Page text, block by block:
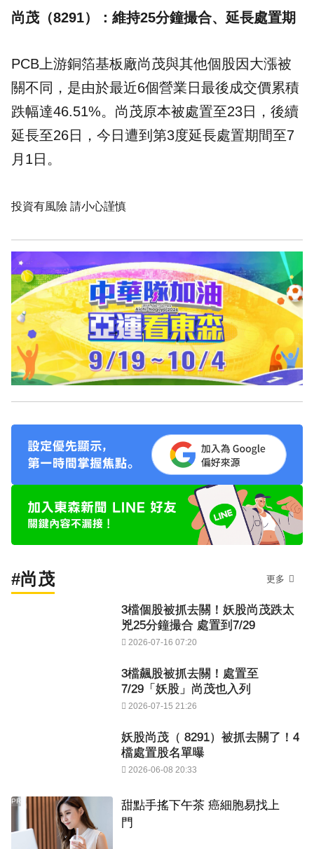
尚茂（8291）：維持25分鐘撮合、延長處置期
PCB上游銅箔基板廠尚茂與其他個股因大漲被
關不同，是由於最近6個營業日最後成交價累積
跌幅達46.51%。尚茂原本被處置至23日，後續
延長至26日，今日遭到第3度延長處置期間至7
月1日。
投資有風險 請小心謹慎
#尚茂 更多
3檔個股被抓去關！妖股尚茂跌太
兇25分鐘撮合 處置到7/29
2026-07-16 07:20
3檔飆股被抓去關！處置至
7/29「妖股」尚茂也入列
2026-07-15 21:26
妖股尚茂（ 8291）被抓去關了！4
檔處置股名單曝
2026-06-08 20:33
甜點手搖下午茶 癌細胞易找上
門
PR